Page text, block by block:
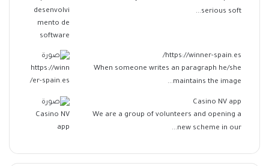
serious soft...
https://winner-spain.es/
When someone writes an paragraph he/she
maintains the image...
Casino NV app
We are a group of volunteers and opening a
new scheme in our...